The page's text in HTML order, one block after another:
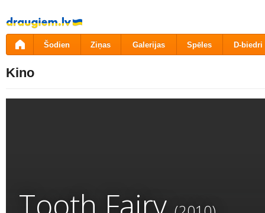
Pāriet
uz
saturu
Šodien Ziņas Galerijas Spēles D-biedri
Kino